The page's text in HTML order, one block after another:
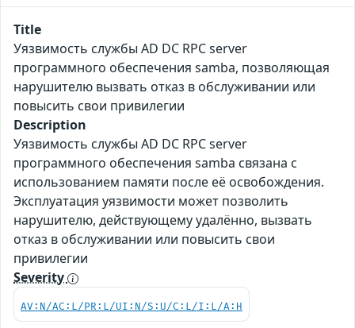
Title
Уязвимость службы AD DC RPC server
программного обеспечения samba, позволяющая
нарушителю вызвать отказ в обслуживании или
повысить свои привилегии
Description
Уязвимость службы AD DC RPC server
программного обеспечения samba связана с
использованием памяти после её освобождения.
Эксплуатация уязвимости может позволить
нарушителю, действующему удалённо, вызвать
отказ в обслуживании или повысить свои
привилегии
Severity
AV:N/AC:L/PR:L/UI:N/S:U/C:L/I:L/A:H